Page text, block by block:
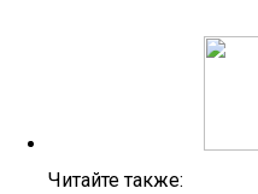
Читайте также: